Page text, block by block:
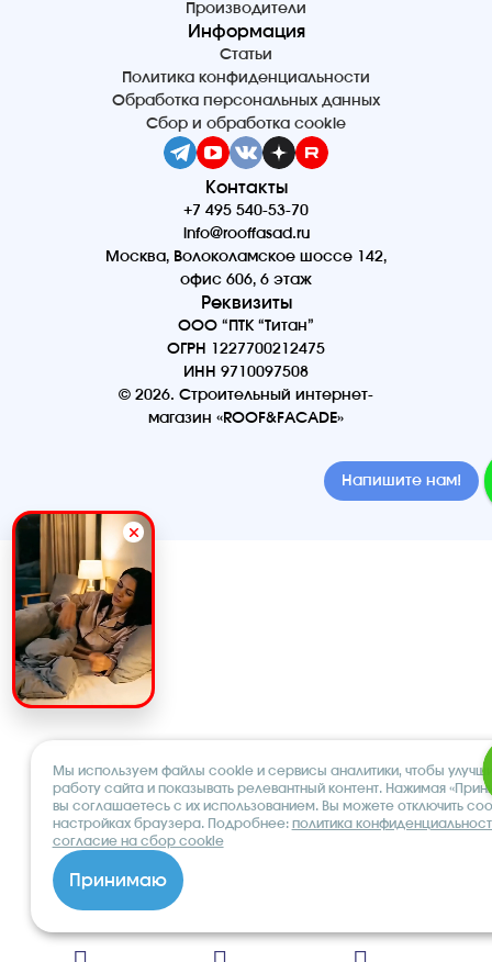
Производители
Информация
Статьи
Политика конфиденциальности
Обработка персональных данных
Сбор и обработка cookie
Контакты
+7 495 540-53-70
info@rooffasad.ru
Москва, Волоколамское шоссе 142,
офис 606, 6 этаж
Реквизиты
ООО “ПТК “Титан”
ОГРН 1227700212475
ИНН 9710097508
© 2026. Строительный интернет-
магазин «ROOF&FACADE»
Мы используем файлы cookie и сервисы аналитики, чтобы
работу сайта и показывать релевантный контент. Нажимая
вы соглашаетесь с их использованием. Вы можете отключить
настройках браузера. Подробнее: политика
согласие на сбор cookie
Принимаю
Напишите нам!